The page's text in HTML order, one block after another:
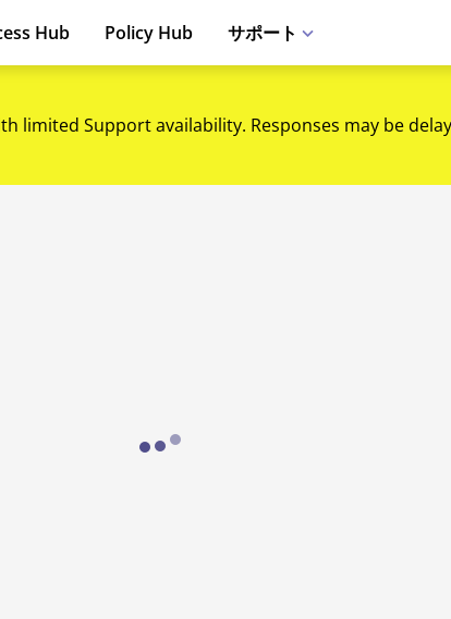
Hub Policy Hub サポート
limited Support availability. Responses may be
Loading...